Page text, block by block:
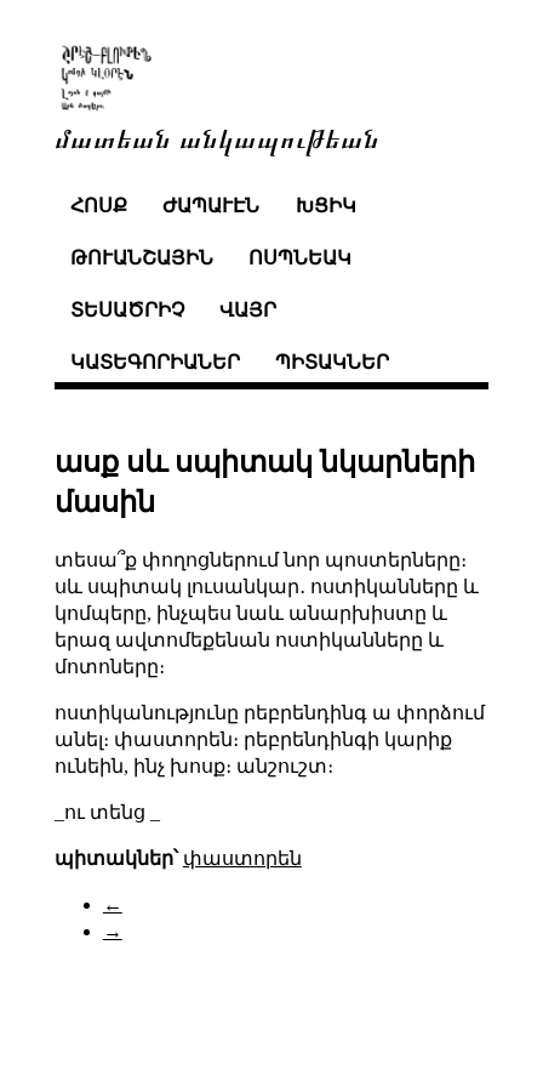
մատեան անկապութեան
ՀՈՍՔ ԺԱՊԱՒԷՆ ԽՑԻԿ
ԹՈՒԱՆՇԱՅԻՆ ՈՍՊՆԵԱԿ
ՏԵՍԱԾՐԻՉ ՎԱՅՐ
ԿԱՏԵԳՈՐԻԱՆԵՐ ՊԻՏԱԿՆԵՐ
ասք սև սպիտակ նկարների
մասին
տեսա՞ք փողոցներում նոր պոստերները։
սև սպիտակ լուսանկար․ ոստիկանները և
կոմպերը, ինչպես նաև անարխիստը և
երազ ավտոմեքենան ոստիկանները և
մոտոները։
ոստիկանությունը րեբրենդինգ ա փորձում
անել։ փաստորեն։ րեբրենդինգի կարիք
ունեին, ինչ խոսք։ անշուշտ։
_ու տենց _
պիտակներ՝ փաստորեն
←
→